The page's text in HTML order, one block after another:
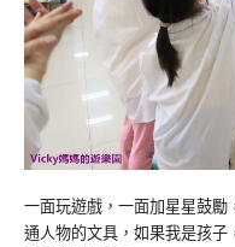
一面玩遊戲，一面加星星鼓
通人物的文具，如果我是孩子